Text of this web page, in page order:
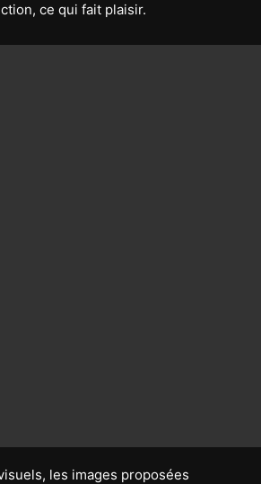
ce qui fait plaisir.
les images proposées